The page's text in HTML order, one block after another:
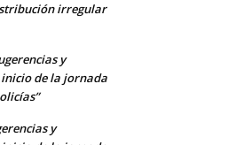
irregular
y
de la jornada
y